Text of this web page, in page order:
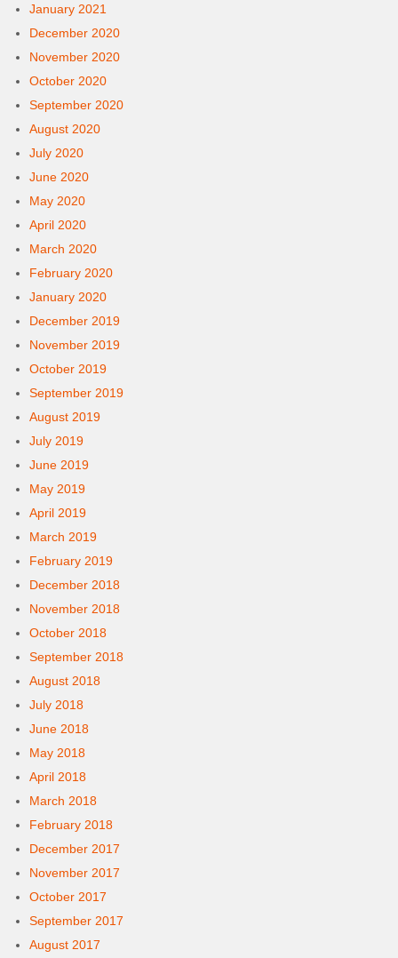
January 2021
December 2020
November 2020
October 2020
September 2020
August 2020
July 2020
June 2020
May 2020
April 2020
March 2020
February 2020
January 2020
December 2019
November 2019
October 2019
September 2019
August 2019
July 2019
June 2019
May 2019
April 2019
March 2019
February 2019
December 2018
November 2018
October 2018
September 2018
August 2018
July 2018
June 2018
May 2018
April 2018
March 2018
February 2018
December 2017
November 2017
October 2017
September 2017
August 2017